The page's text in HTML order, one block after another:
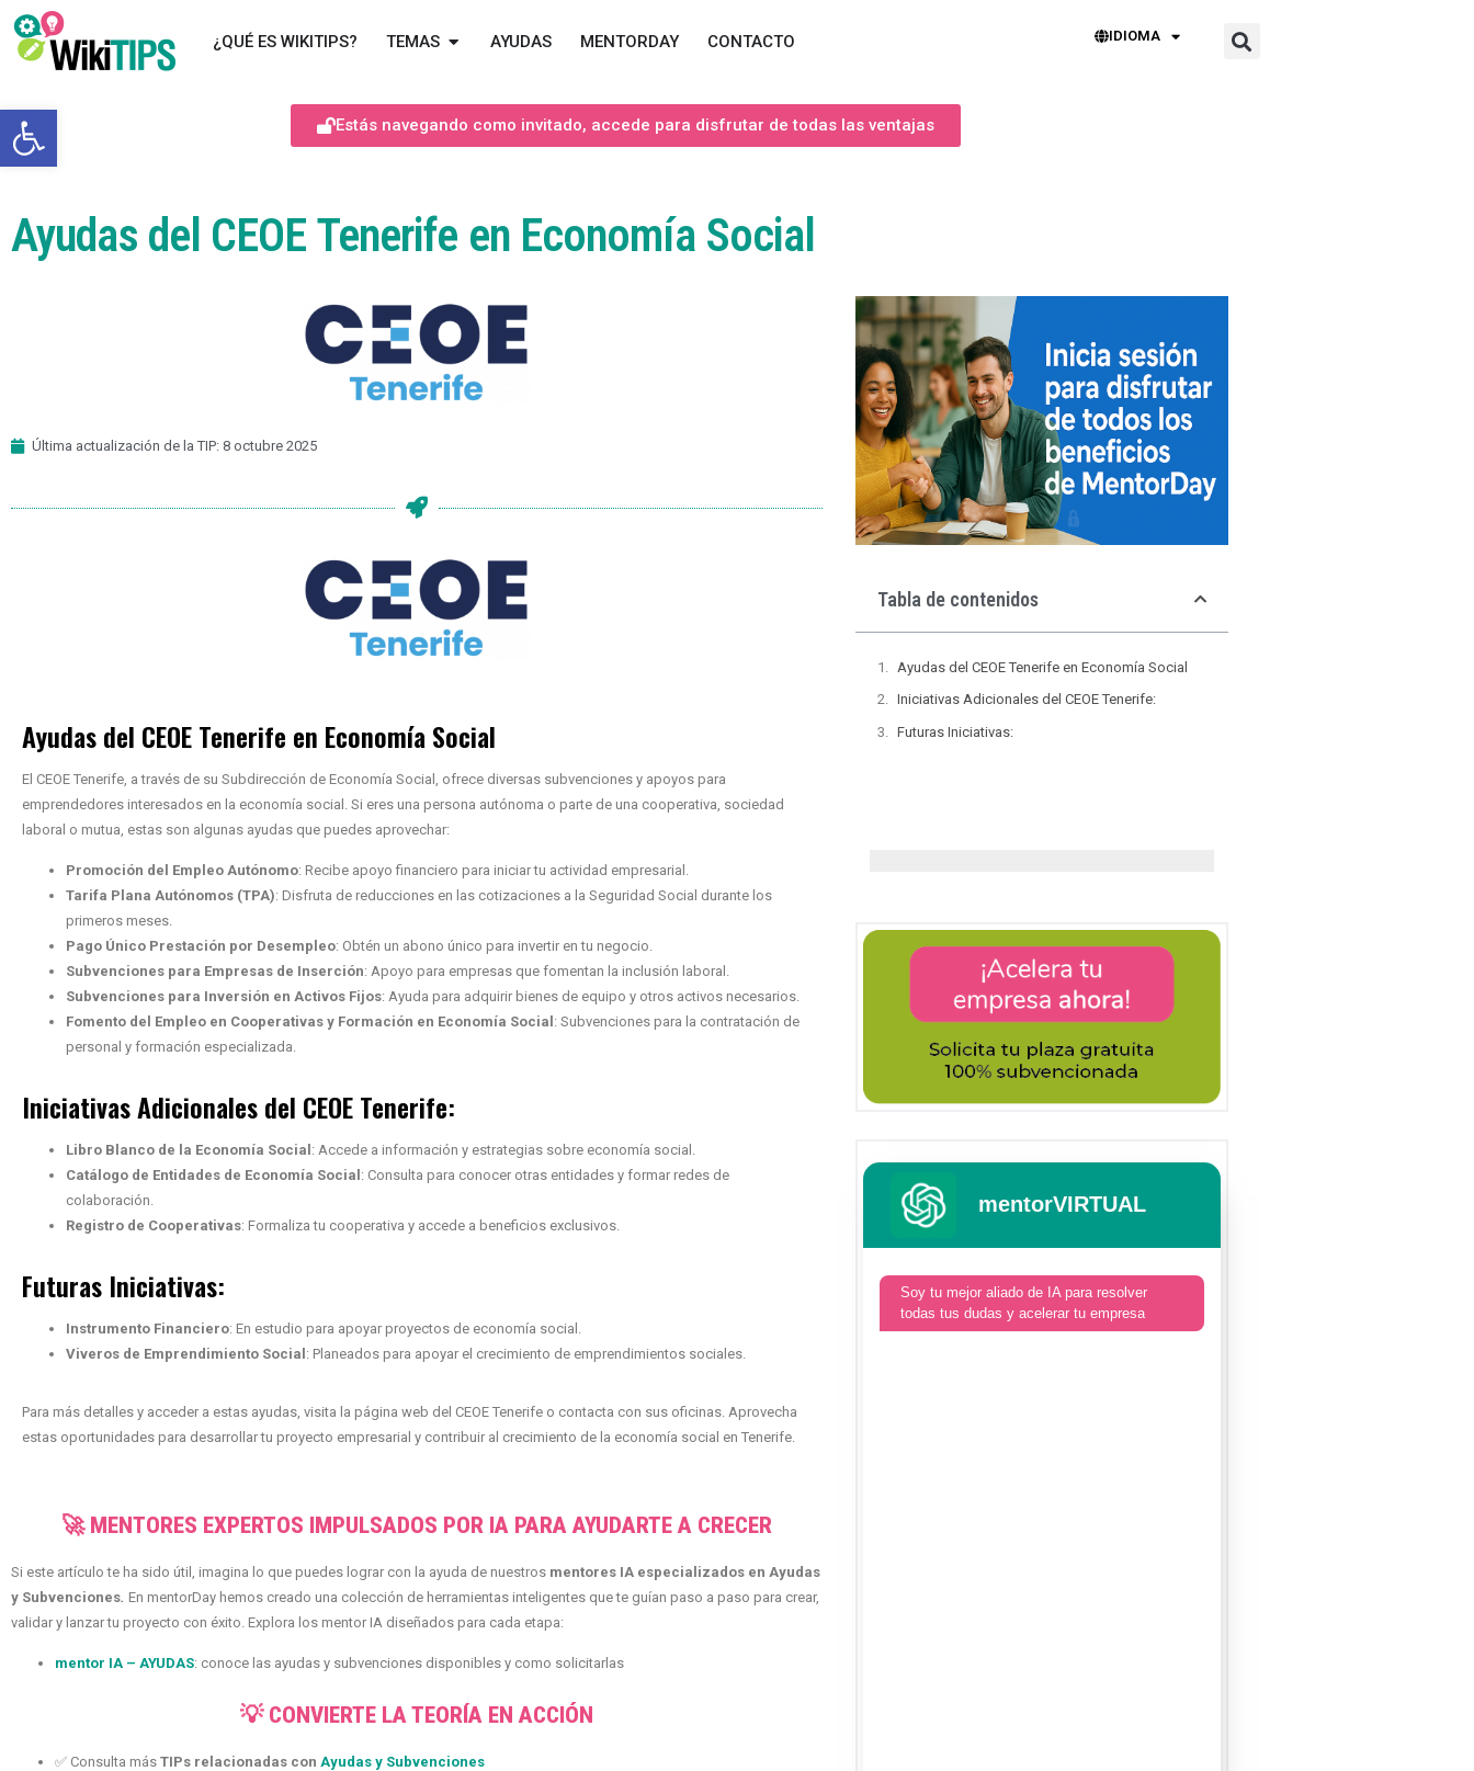
Abrir barra de herramientas
¿QUÉ ES WIKITIPS? TEMAS AYUDAS MENTORDAY CONTACTO IDIOMA
Estás navegando como invitado, accede para disfrutar de todas las ventajas
Ayudas del CEOE Tenerife en Economía Social
Última actualización de la TIP: 8 octubre 2025
Ayudas del CEOE Tenerife en Economía Social
El CEOE Tenerife, a través de su Subdirección de Economía Social, ofrece diversas subvenciones y apoyos para
emprendedores interesados en la economía social. Si eres una persona autónoma o parte de una cooperativa, sociedad
laboral o mutua, estas son algunas ayudas que puedes aprovechar:
Promoción del Empleo Autónomo: Recibe apoyo financiero para iniciar tu actividad empresarial.
Tarifa Plana Autónomos (TPA): Disfruta de reducciones en las cotizaciones a la Seguridad Social durante los
primeros meses.
Pago Único Prestación por Desempleo: Obtén un abono único para invertir en tu negocio.
Subvenciones para Empresas de Inserción: Apoyo para empresas que fomentan la inclusión laboral.
Subvenciones para Inversión en Activos Fijos: Ayuda para adquirir bienes de equipo y otros activos necesarios.
Fomento del Empleo en Cooperativas y Formación en Economía Social : Subvenciones para la contratación de
personal y formación especializada.
Iniciativas Adicionales del CEOE Tenerife:
Libro Blanco de la Economía Social : Accede a información y estrategias sobre economía social.
Catálogo de Entidades de Economía Social : Consulta para conocer otras entidades y formar redes de
colaboración.
Registro de Cooperativas: Formaliza tu cooperativa y accede a beneficios exclusivos.
Futuras Iniciativas:
Instrumento Financiero: En estudio para apoyar proyectos de economía social.
Viveros de Emprendimiento Social : Planeados para apoyar el crecimiento de emprendimientos sociales.
Para más detalles y acceder a estas ayudas, visita la página web del CEOE Tenerife o contacta con sus oficinas. Aprovecha
estas oportunidades para desarrollar tu proyecto empresarial y contribuir al crecimiento de la economía social en Tenerife.
🚀 MENTORES EXPERTOS IMPULSADOS POR IA PARA AYUDARTE A CRECER
Si este artículo te ha sido útil, imagina lo que puedes lograr con la ayuda de nuestros mentores IA especializados en Ayudas
y Subvenciones. En mentorDay hemos creado una colección de herramientas inteligentes que te guían paso a paso para crear,
validar y lanzar tu proyecto con éxito. Explora los mentor IA diseñados para cada etapa:
mentor IA – AYUDAS: conoce las ayudas y subvenciones disponibles y como solicitarlas
💡 CONVIERTE LA TEORÍA EN ACCIÓN
✅ Consulta más TIPs relacionadas con Ayudas y Subvenciones
Tabla de contenidos
Ayudas del CEOE Tenerife en Economía Social
Iniciativas Adicionales del CEOE Tenerife:
Futuras Iniciativas:
mentorVIRTUAL
Soy tu mejor aliado de IA para resolver
todas tus dudas y acelerar tu empresa